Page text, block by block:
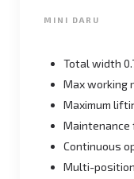
MINI DARU
Total width
Max working
Maximum
Maintenance
Continuous
Multi-